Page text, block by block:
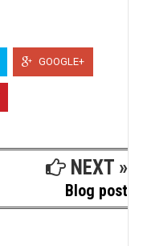
GOOGLE+
NEXT »
Blog post